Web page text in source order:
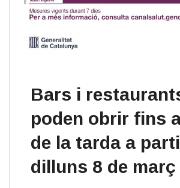
Bars i
poden obrir fins
de la tarda a
dilluns 8 de març